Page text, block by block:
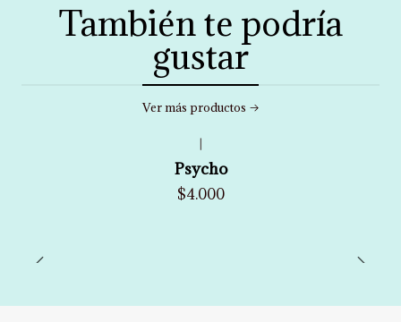
También te podría
gustar
Ver más productos
Psycho
$4.000